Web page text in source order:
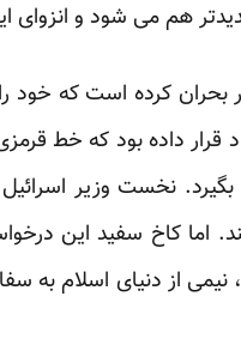
هم می شود و انزوای
کرده است که خود
قرار داده بود که خط
نخست وزیر اسرائیل
اما کاخ سفید این
از دنیای اسلام به